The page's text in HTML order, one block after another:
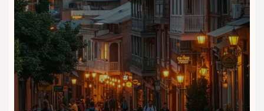
کافی‌شاپ هتل
کافی‌شاپ هتل رومی باتومیدر طبقه همکف و کنار لابی قرار دارد